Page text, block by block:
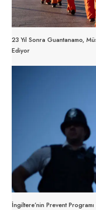
23 Yıl Sonra Guantanamo,
Ediyor
İngiltere’nin Prevent